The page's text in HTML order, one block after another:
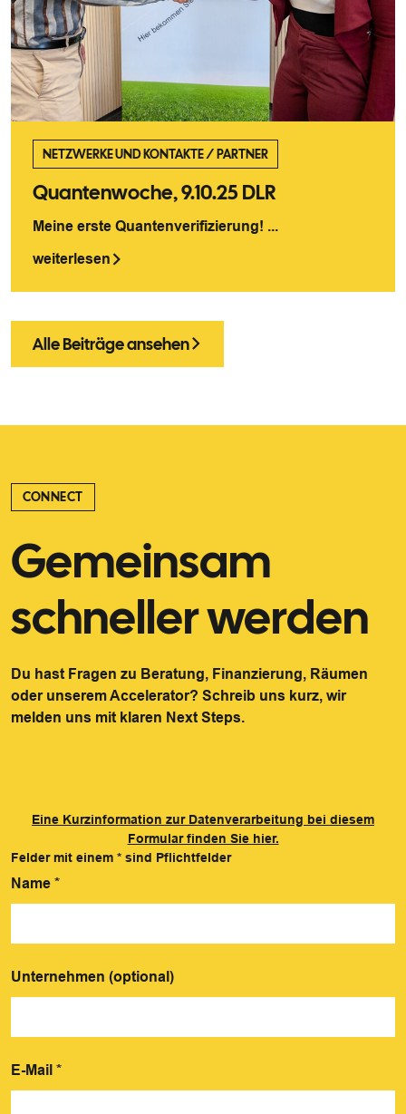
NETZWERKE UND KONTAKTE/PARTNER
Quantenwoche, 9.10.25 DLR
Meine erste Quantenverifizierung! ...
weiterlesen
Alle Beiträge ansehen
CONNECT
Gemeinsam
schneller werden
Du hast Fragen zu Beratung, Finanzierung, Räumen
oder unserem Accelerator? Schreib uns kurz, wir
melden uns mit klaren Next Steps.
Eine Kurzinformation zur Datenverarbeitung bei diesem
Formular finden Sie hier.
Felder mit einem * sind Pflichtfelder
Name *
Unternehmen (optional)
E-Mail *